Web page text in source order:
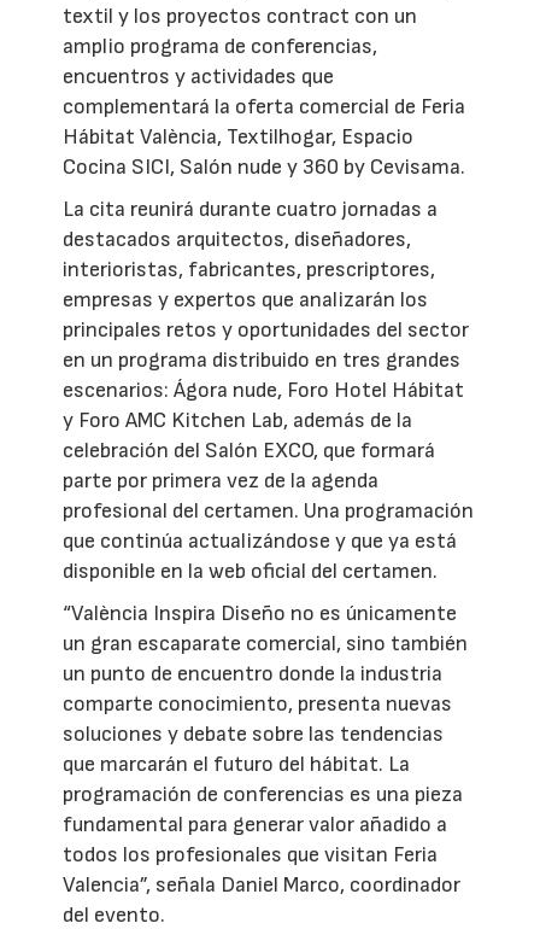
textil y los proyectos contract con un
amplio programa de conferencias,
encuentros y actividades que
complementará la oferta comercial de Feria
Hábitat València, Textilhogar, Espacio
Cocina SICI, Salón nude y 360 by Cevisama.
La cita reunirá durante cuatro jornadas a
destacados arquitectos, diseñadores,
interioristas, fabricantes, prescriptores,
empresas y expertos que analizarán los
principales retos y oportunidades del sector
en un programa distribuido en tres grandes
escenarios: Ágora nude, Foro Hotel Hábitat
y Foro AMC Kitchen Lab, además de la
celebración del Salón EXCO, que formará
parte por primera vez de la agenda
profesional del certamen. Una programación
que continúa actualizándose y que ya está
disponible en la web oficial del certamen.
“València Inspira Diseño no es únicamente
un gran escaparate comercial, sino también
un punto de encuentro donde la industria
comparte conocimiento, presenta nuevas
soluciones y debate sobre las tendencias
que marcarán el futuro del hábitat. La
programación de conferencias es una pieza
fundamental para generar valor añadido a
todos los profesionales que visitan Feria
Valencia”, señala Daniel Marco, coordinador
del evento.